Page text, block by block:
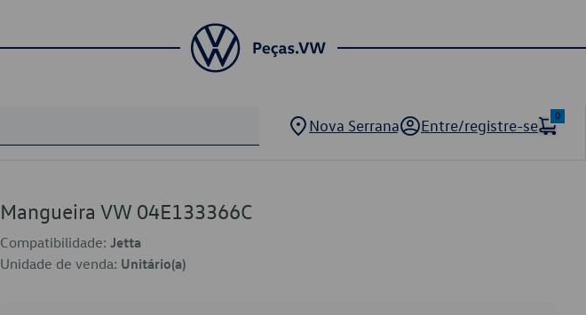
Nova Serrana Entre/registre-se
0
Mangueira VW 04E133366C
Compatibilidade: Jetta
Unidade de venda: Unitário(a)